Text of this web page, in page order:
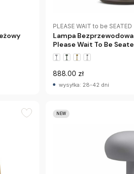
PLEASE WAIT to be SEATED
Lampa
Please Wait To Be
888.00 zł
wysyłka: 28-42 dni
NEW